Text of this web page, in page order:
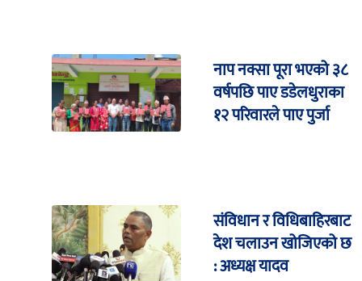
नाप नक्सा पूरा भएको ३८
वर्षपछि पाए डडेलधुराका
१२ परिवारले पाए पुर्जा
संविधान र विधिबाहिरबाट
देश चलाउन खोजिएको छ
: अध्यक्ष यादव